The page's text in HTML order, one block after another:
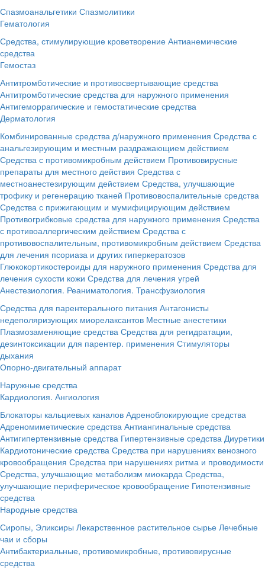
Спазмоанальгетики Спазмолитики
Гематология
Средства, стимулирующие кроветворение Антианемические
средства
Гемостаз
Антитромботические и противосвертывающие средства
Антитромботические средства для наружного применения
Антигеморрагические и гемостатические средства
Дерматология
Комбинированные средства д/наружного применения Средства с
анальгезирующим и местным раздражающием действием
Средства с противомикробным действием Противовирусные
препараты для местного действия Средства с
местноанестезирующим действием Средства, улучшающие
трофику и регенерацию тканей Противовоспалительные средства
Средства с прижигающим и мумифицирующим действием
Противогрибковые средства для наружного применения Средства
с противоаллергическим действием Средства с
противовоспалительным, противомикробным действием Средства
для лечения псориаза и других гиперкератозов
Глюкокортикостероиды для наружного применения Средства для
лечения сухости кожи Средства для лечения угрей
Анестезиология. Реаниматология. Трансфузиология
Средства для парентерального питания Антагонисты
недеполяризующих миорелаксантов Местные анестетики
Плазмозаменяющие средства Средства для регидратации,
дезинтоксикации для парентер. применения Стимуляторы
дыхания
Опорно-двигательный аппарат
Наружные средства
Кардиология. Ангиология
Блокаторы кальциевых каналов Адреноблокирующие средства
Адреномиметические средства Антиангинальные средства
Антигипертензивные средства Гипертензивные средства Диуретики
Кардиотонические средства Средства при нарушениях венозного
кровообращения Средства при нарушениях ритма и проводимости
Средства, улучшающие метаболизм миокарда Средства,
улучшающие периферическое кровообращение Гипотензивные
средства
Народные средства
Сиропы, Эликсиры Лекарственное растительное сырье Лечебные
чаи и сборы
Антибактериальные, противомикробные, противовирусные
средства